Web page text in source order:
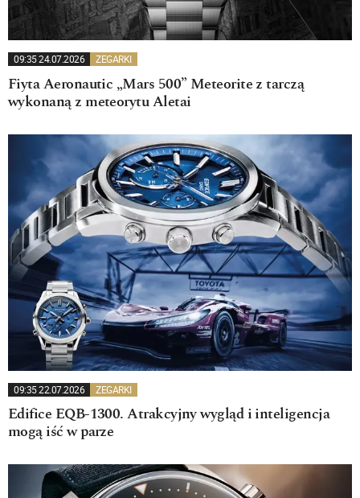
09:35 24.07.2026 ZEGARKI
Fiyta Aeronautic „Mars 500” Meteorite z tarczą
wykonaną z meteorytu Aletai
09:35 22.07.2026 ZEGARKI
Edifice EQB-1300. Atrakcyjny wygląd i inteligencja
mogą iść w parze